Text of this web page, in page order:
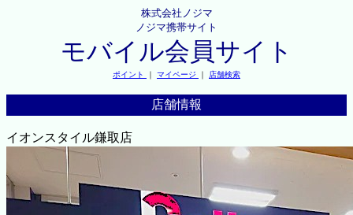
株式会社ノジマ
ノジマ携帯サイト
モバイル会員サイト
ポイント ｜ マイページ ｜ 店舗検索
店舗情報
イオンスタイル鎌取店